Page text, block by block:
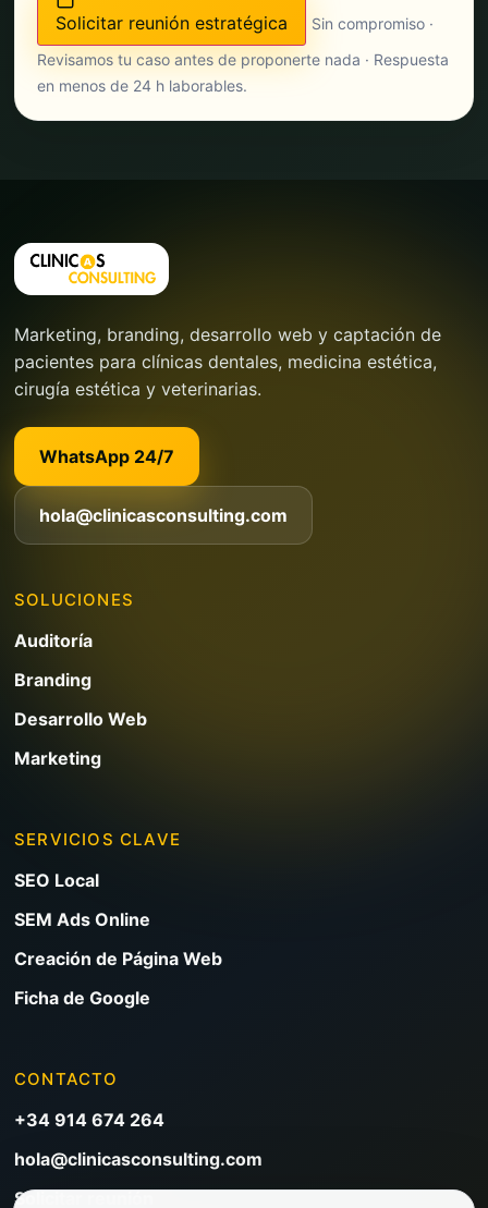
Solicitar reunión estratégica
Sin compromiso ·
Revisamos tu caso antes de proponerte nada · Respuesta
en menos de 24 h laborables.
Marketing, branding, desarrollo web y captación de
pacientes para clínicas dentales, medicina estética,
cirugía estética y veterinarias.
WhatsApp 24/7
hola@clinicasconsulting.com
SOLUCIONES
Auditoría
Branding
Desarrollo Web
Marketing
SERVICIOS CLAVE
SEO Local
SEM Ads Online
Creación de Página Web
Ficha de Google
CONTACTO
+34 914 674 264
hola@clinicasconsulting.com
Solicitar reunión